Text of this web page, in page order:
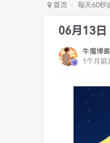
首页 每天60秒
06月13日
牛魔博客
1个月前